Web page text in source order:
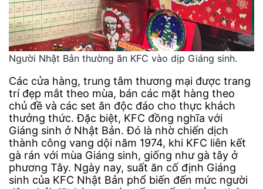
Người Nhật Bản thường ăn KFC vào dịp Giáng sinh.
Các cửa hàng, trung tâm thương mại được trang
trí đẹp mắt theo mùa, bán các mặt hàng theo
chủ đề và các set ăn độc đáo cho thực khách
thưởng thức. Đặc biệt, KFC đồng nghĩa với
Giáng sinh ở Nhật Bản. Đó là nhờ chiến dịch
thành công vang dội năm 1974, khi KFC liên kết
gà rán với mùa Giáng sinh, giống như gà tây ở
phương Tây. Ngày nay, suất ăn cố định Giáng
sinh của KFC Nhật Bản phổ biến đến mức người